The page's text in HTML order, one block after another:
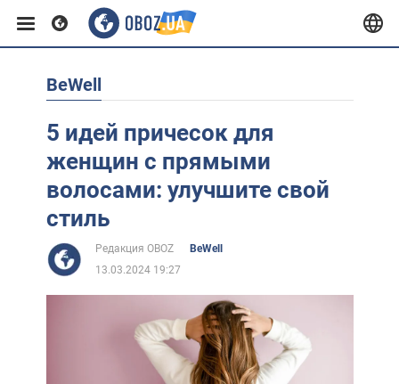
Европа
США
Азия
Африка
BeWell
5 идей причесок для
женщин с прямыми
волосами: улучшите свой
стиль
Редакция OBOZ
BeWell
13.03.2024 19:27